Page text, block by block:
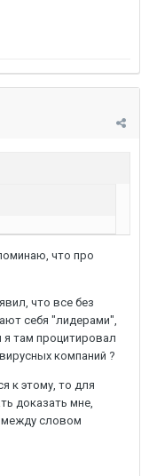
что про
что все без
себя "лидерами",
там процитировал
компаний ?
к этому, то для
доказать мне,
между словом